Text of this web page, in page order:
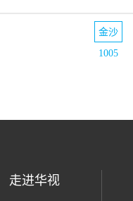
金沙
1005
走进华视